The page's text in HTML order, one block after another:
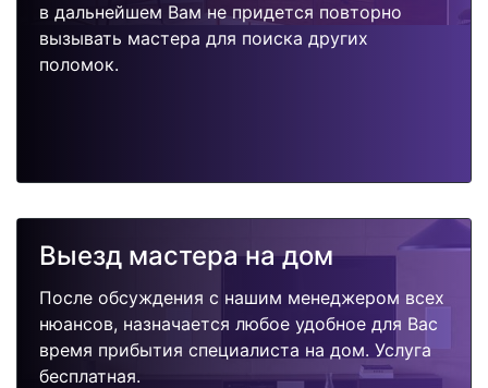
в дальнейшем Вам не придется повторно
вызывать мастера для поиска других
поломок.
Выезд мастера на дом
После обсуждения с нашим менеджером всех
нюансов, назначается любое удобное для Вас
время прибытия специалиста на дом. Услуга
бесплатная.